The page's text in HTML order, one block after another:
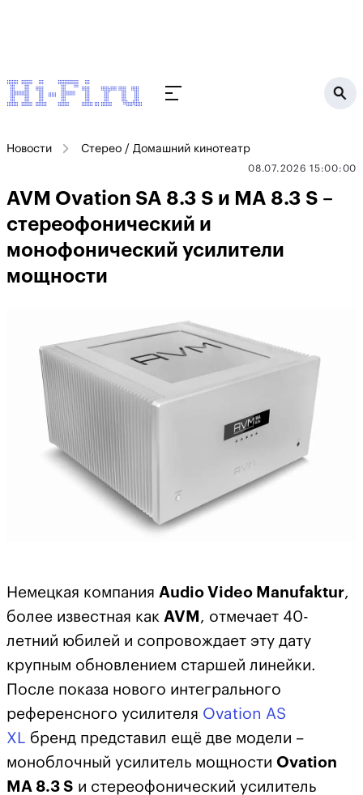
Новости Стерео / Домашний кинотеатр
08.07.2026 15:00:00
AVM Ovation SA 8.3 S и MA 8.3 S –
стереофонический и
монофонический усилители
мощности
Немецкая компания Audio Video Manufaktur,
более известная как AVM , отмечает 40-
летний юбилей и сопровождает эту дату
крупным обновлением старшей линейки.
После показа нового интегрального
референсного усилителя Ovation AS
XL
бренд представил ещё две модели –
моноблочный усилитель мощности Ovation
MA 8.3 S и стереофонический усилитель